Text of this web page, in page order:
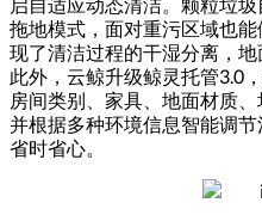
启自适应动态清洁。颗粒垃
拖地模式，面对重污区域也
现了清洁过程的干湿分离，地
此外，云鲸升级鲸灵托管3.0
房间类别、家具、地面材质
并根据多种环境信息智能调
省时省心。